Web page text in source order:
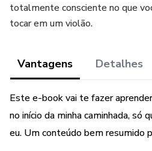
totalmente consciente no que
tocar em um violão.
Vantagens Detalhes
Este e-book vai te fazer
no início da minha caminhada, só
eu. Um conteúdo bem resumido